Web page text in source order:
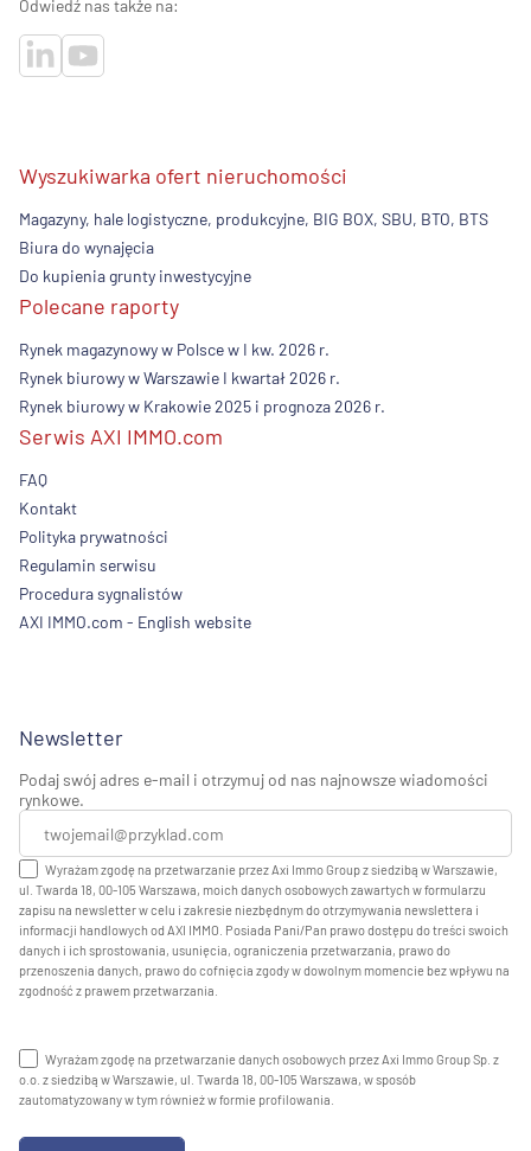
Odwiedź nas także na:
Wyszukiwarka ofert nieruchomości
Magazyny, hale logistyczne, produkcyjne, BIG BOX, SBU, BTO, BTS
Biura do wynajęcia
Do kupienia grunty inwestycyjne
Polecane raporty
Rynek magazynowy w Polsce w I kw. 2026 r.
Rynek biurowy w Warszawie I kwartał 2026 r.
Rynek biurowy w Krakowie 2025 i prognoza 2026 r.
Serwis AXI IMMO.com
FAQ
Kontakt
Polityka prywatności
Regulamin serwisu
Procedura sygnalistów
AXI IMMO.com - English website
Newsletter
Podaj swój adres e-mail i otrzymuj od nas najnowsze wiadomości
rynkowe.
Wyrażam zgodę na przetwarzanie przez Axi Immo Group z siedzibą w Warszawie,
ul. Twarda 18, 00-105 Warszawa, moich danych osobowych zawartych w formularzu
zapisu na newsletter w celu i zakresie niezbędnym do otrzymywania newslettera i
informacji handlowych od AXI IMMO. Posiada Pani/Pan prawo dostępu do treści swoich
danych i ich sprostowania, usunięcia, ograniczenia przetwarzania, prawo do
przenoszenia danych, prawo do cofnięcia zgody w dowolnym momencie bez wpływu na
zgodność z prawem przetwarzania.
Wyrażam zgodę na przetwarzanie danych osobowych przez Axi Immo Group Sp. z
o.o. z siedzibą w Warszawie, ul. Twarda 18, 00-105 Warszawa, w sposób
zautomatyzowany w tym również w formie profilowania.